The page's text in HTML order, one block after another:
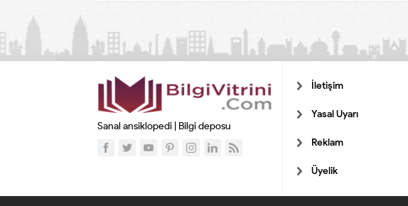
Sanal ansiklopedi | Bilgi deposu
İletişim
Yasal Uyarı
Reklam
Üyelik